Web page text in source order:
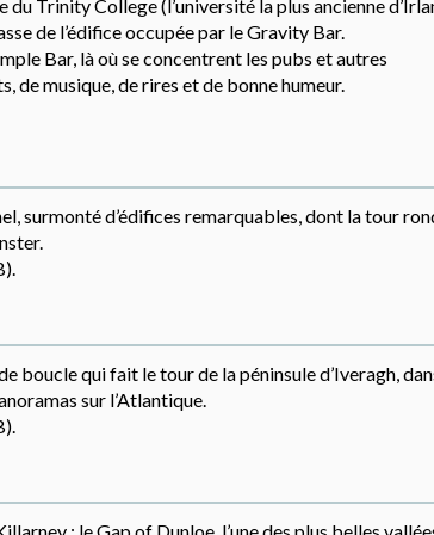
Trinity College (l’université la plus ancienne
de l’édifice occupée par le Gravity Bar.
Bar, là où se concentrent les pubs et autres
de musique, de rires et de bonne humeur.
surmonté d’édifices remarquables, dont la tour
boucle qui fait le tour de la péninsule d’Iveragh,
sur l’Atlantique.